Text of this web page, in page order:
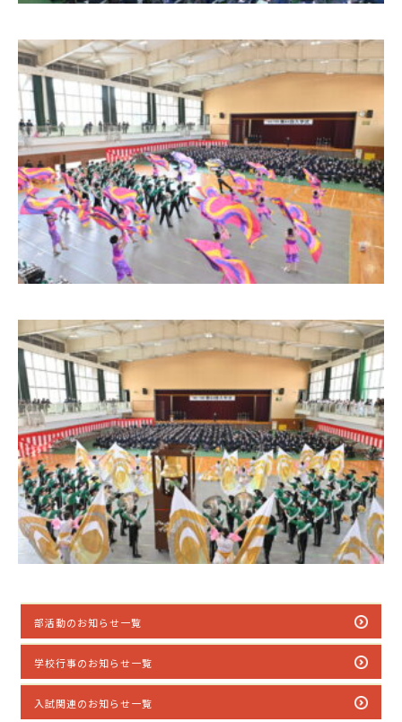
部活動のお知らせ一覧
学校行事のお知らせ一覧
入試関連のお知らせ一覧